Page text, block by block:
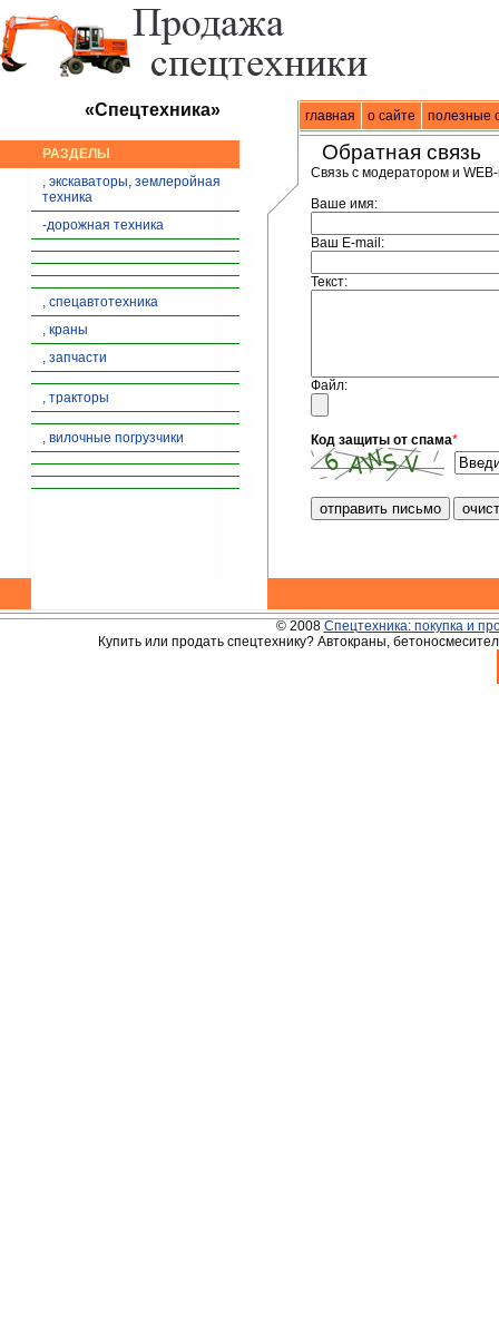
главная о сайте полезные
«Спецтехника» Спецтехника| продажа
РАЗДЕЛЫ
, экскаваторы, землеройная
техника
-дорожная техника
, спецавтотехника
, краны
, запчасти
, тракторы
, вилочные погрузчики
Обратная связь
Связь с модератором и
Ваше имя:
Ваш E-mail:
Текст:
Файл:
Код защиты от спама*
© 2008 Спецтехника: покупка и
Купить или продать спецтехнику? Автокраны,